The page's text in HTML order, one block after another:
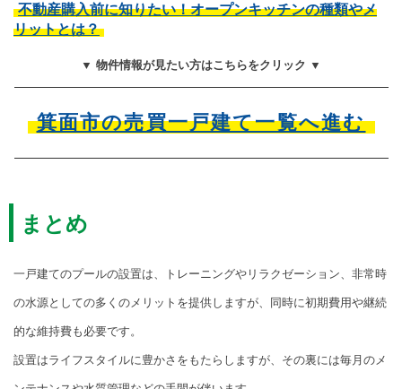
不動産購入前に知りたい！オープンキッチンの種類やメ
リットとは？
▼ 物件情報が見たい方はこちらをクリック ▼
箕面市の売買一戸建て一覧へ進む
まとめ
一戸建てのプールの設置は、トレーニングやリラクゼーション、非常時
の水源としての多くのメリットを提供しますが、同時に初期費用や継続
的な維持費も必要です。
設置はライフスタイルに豊かさをもたらしますが、その裏には毎月のメ